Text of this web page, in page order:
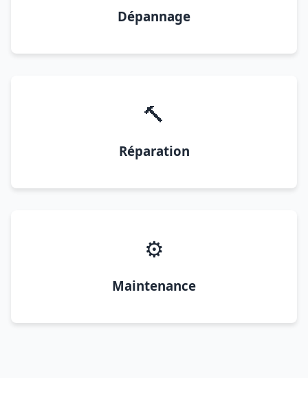
Dépannage
🔨
Réparation
⚙️
Maintenance